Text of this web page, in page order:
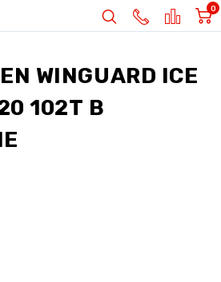
0
WINGUARD ICE
102T В